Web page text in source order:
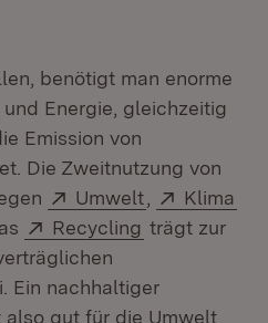
benötigt man enorme
Energie, gleichzeitig
Emission von
Die Zweitnutzung von
Extern:
Umwelt (Öffnet in
Extern:
Klima
Extern:
Recycling (Öffnet in
trägt zur
Ein nachhaltiger
gut für die Umwelt